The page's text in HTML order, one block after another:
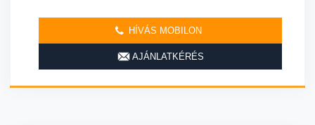
HÍVÁS MOBILON
AJÁNLATKÉRÉS